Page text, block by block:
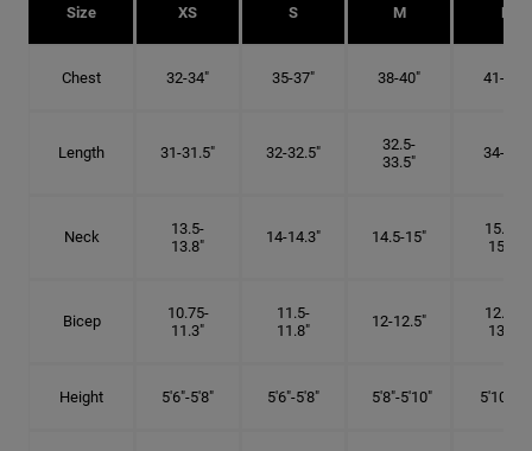
Size XS S M L
Chest 32-34" 35-37" 38-40" 41-43"
Length 31-31.5" 32-32.5"
32.5-
33.5"
34-35"
Neck
13.5-
13.8"
14-14.3" 14.5-15"
15.25-
15.5"
Bicep
10.75-
11.3"
11.5-
11.8"
12-12.5"
12.75-
13.3"
Height 5'6"-5'8" 5'6"-5'8" 5'8"-5'10" 5'10"- 6'